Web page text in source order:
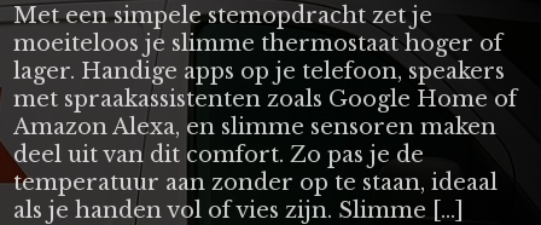
Met een simpele stemopdracht zet je
moeiteloos je slimme thermostaat hoger of
lager. Handige apps op je telefoon, speakers
met spraakassistenten zoals Google Home of
Amazon Alexa, en slimme sensoren maken
deel uit van dit comfort. Zo pas je de
temperatuur aan zonder op te staan, ideaal
als je handen vol of vies zijn. Slimme […]